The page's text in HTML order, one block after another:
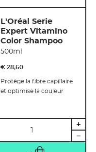
L'Oréal Serie
Expert Vitamino
Color Shampoo
500ml
€ 28,60
Protège la fibre capillaire
et optimise la couleur